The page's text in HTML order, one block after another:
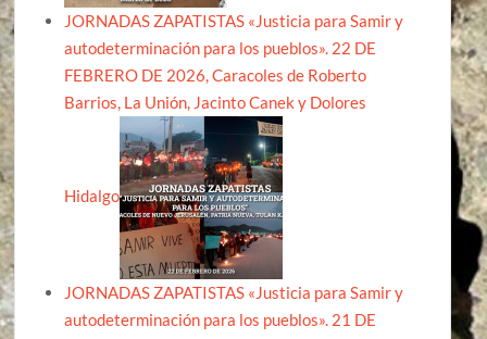
JORNADAS ZAPATISTAS «Justicia para Samir y
autodeterminación para los pueblos». 22 DE
FEBRERO DE 2026, Caracoles de Roberto
Barrios, La Unión, Jacinto Canek y Dolores
Hidalgo
JORNADAS ZAPATISTAS «Justicia para Samir y
autodeterminación para los pueblos». 21 DE